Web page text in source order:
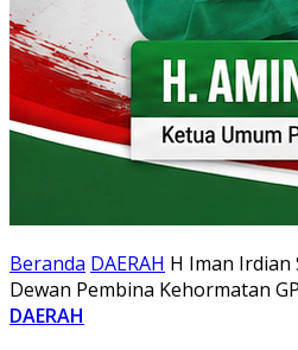
Beranda DAERAH H Iman Irdian
Dewan Pembina Kehormatan
DAERAH